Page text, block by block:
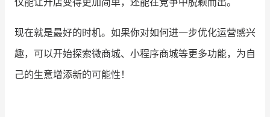
现在就是最好的时机。如果你对如何进一步优化运营感兴
趣，可以开始探索微商城、小程序商城等更多功能，为自
己的生意增添新的可能性！